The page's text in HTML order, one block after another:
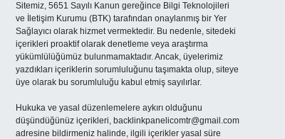
Sitemiz, 5651 Sayılı Kanun gereğince Bilgi Teknolojileri
ve İletişim Kurumu (BTK) tarafından onaylanmış bir Yer
Sağlayıcı olarak hizmet vermektedir. Bu nedenle, sitedeki
içerikleri proaktif olarak denetleme veya araştırma
yükümlülüğümüz bulunmamaktadır. Ancak, üyelerimiz
yazdıkları içeriklerin sorumluluğunu taşımakta olup, siteye
üye olarak bu sorumluluğu kabul etmiş sayılırlar.
Hukuka ve yasal düzenlemelere aykırı olduğunu
düşündüğünüz içerikleri, backlinkpanelicomtr@gmail.com
adresine bildirmeniz halinde, ilgili içerikler yasal süre